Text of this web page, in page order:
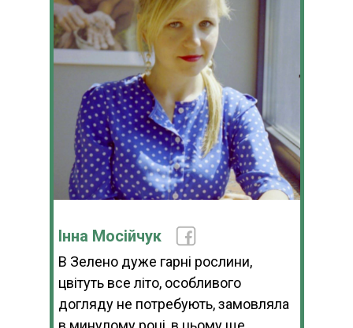
Інна Мосійчук
В Зелено дуже гарні рослини,
цвітуть все літо, особливого
догляду не потребують, замовляла